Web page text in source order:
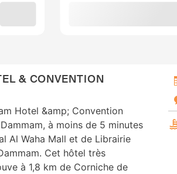
& CONVENTION
Hotel &amp; Convention
à moins de 5 minutes
Al Waha Mall et de Librairie
Cet hôtel très
à 1,8 km de Corniche de